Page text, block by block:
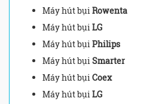
Máy hút bụi Rowenta
Máy hút bụi LG
Máy hút bụi Philips
Máy hút bụi Smarter
Máy hút bụi Coex
Máy hút bụi LG